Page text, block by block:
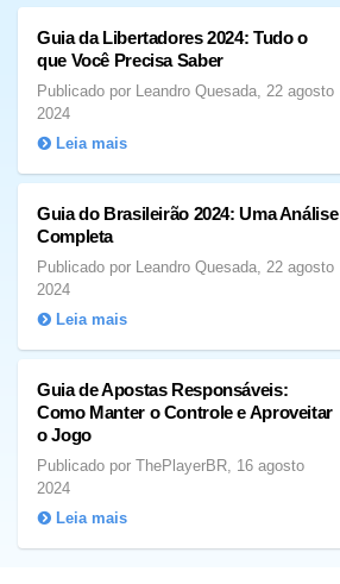
Guia da Libertadores 2024: Tudo o
que Você Precisa Saber
Publicado por Leandro Quesada, 22 agosto
2024
Leia mais
Guia do Brasileirão 2024: Uma Análise
Completa
Publicado por Leandro Quesada, 22 agosto
2024
Leia mais
Guia de Apostas Responsáveis:
Como Manter o Controle e Aproveitar
o Jogo
Publicado por ThePlayerBR, 16 agosto
2024
Leia mais